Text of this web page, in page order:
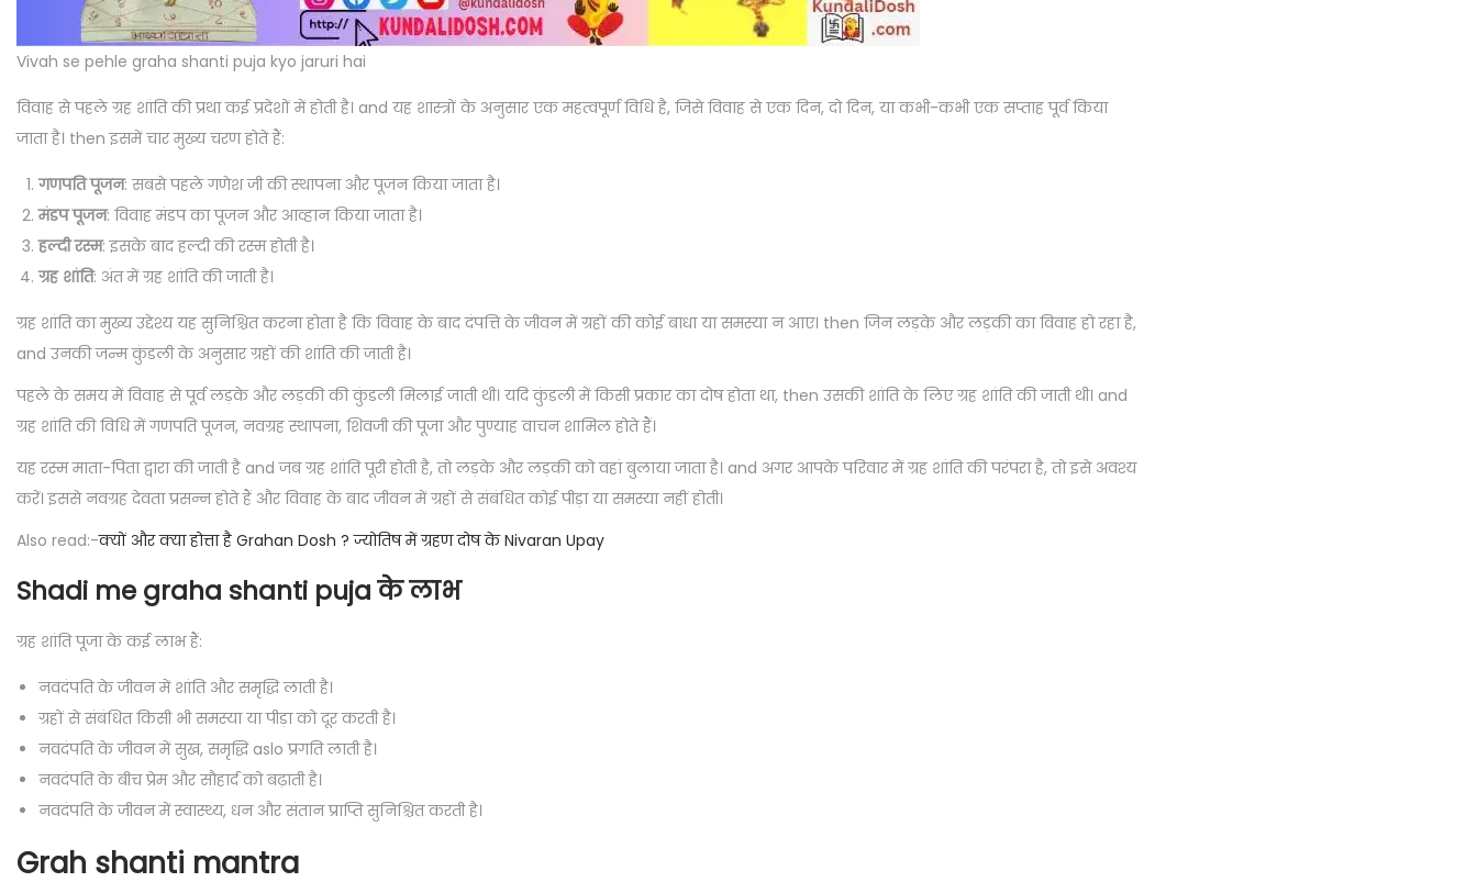
Vivah se pehle graha shanti puja kyo jaruri hai
विवाह से पहले ग्रह शांति की प्रथा कई प्रदेशों में होती है। and यह शास्त्रों के अनुसार एक महत्वपूर्ण विधि है, जिसे विवाह से एक दिन, दो दिन, या कभी-कभी एक सप्ताह पूर्व किया
जाता है। then इसमें चार मुख्य चरण होते हैं:
गणपति पूजन: सबसे पहले गणेश जी की स्थापना और पूजन किया जाता है।
मंडप पूजन: विवाह मंडप का पूजन और आव्हान किया जाता है।
हल्दी रस्म: इसके बाद हल्दी की रस्म होती है।
ग्रह शांति: अंत में ग्रह शांति की जाती है।
ग्रह शांति का मुख्य उद्देश्य यह सुनिश्चित करना होता है कि विवाह के बाद दंपत्ति के जीवन में ग्रहों की कोई बाधा या समस्या न आए। then जिन लड़के और लड़की का विवाह हो रहा है,
and उनकी जन्म कुंडली के अनुसार ग्रहों की शांति की जाती है।
पहले के समय में विवाह से पूर्व लड़के और लड़की की कुंडली मिलाई जाती थी। यदि कुंडली में किसी प्रकार का दोष होता था, then उसकी शांति के लिए ग्रह शांति की जाती थी। and
ग्रह शांति की विधि में गणपति पूजन, नवग्रह स्थापना, शिवजी की पूजा और पुण्याह वाचन शामिल होते हैं।
यह रस्म माता-पिता द्वारा की जाती है and जब ग्रह शांति पूरी होती है, तो लड़के और लड़की को वहां बुलाया जाता है। and अगर आपके परिवार में ग्रह शांति की परंपरा है, तो इसे अवश्य
करें। इससे नवग्रह देवता प्रसन्न होते हैं और विवाह के बाद जीवन में ग्रहों से संबंधित कोई पीड़ा या समस्या नहीं होती।
Also read:-क्यों और क्या होत्ता है Grahan Dosh ? ज्योतिष में ग्रहण दोष के Nivaran Upay
Shadi me graha shanti puja के लाभ
ग्रह शांति पूजा के कई लाभ हैं:
नवदंपति के जीवन में शांति और समृद्धि लाती है।
ग्रहों से संबंधित किसी भी समस्या या पीड़ा को दूर करती है।
नवदंपति के जीवन में सुख, समृद्धि aslo प्रगति लाती है।
नवदंपति के बीच प्रेम और सौहार्द को बढ़ाती है।
नवदंपति के जीवन में स्वास्थ्य, धन और संतान प्राप्ति सुनिश्चित करती है।
Grah shanti mantra